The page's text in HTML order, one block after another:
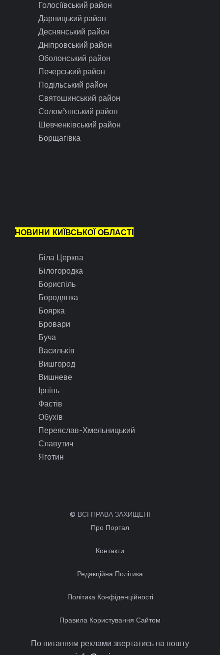
Голосіївський район
Дарницький район
Деснянський район
Дніпровський район
Оболонський район
Печерський район
Подільський район
Святошинський район
Солом’янський район
Шевченківський район
Борщагівка
НОВИНИ КИЇВСЬКОЇ ОБЛАСТІ
Біла Церква
Білогородка
Бориспіль
Бородянка
Боярка
Бровари
Буча
Васильків
Вишгород
Вишневе
Ірпінь
Фастів
Обухів
Переяслав-Хмельницький
Славутич
Яготин
© ВСІ ПРАВА ЗАХИЩЕНІ
Про Портал
Контакти
Редакційна Політика
Політика Конфіденційності
Правила Користування Сайтом
По питанням реклами звертатись на пошту